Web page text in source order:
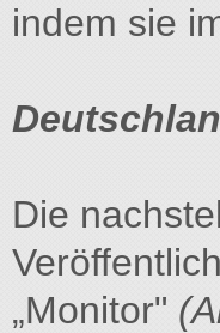
indem sie
Die
„Monitor"